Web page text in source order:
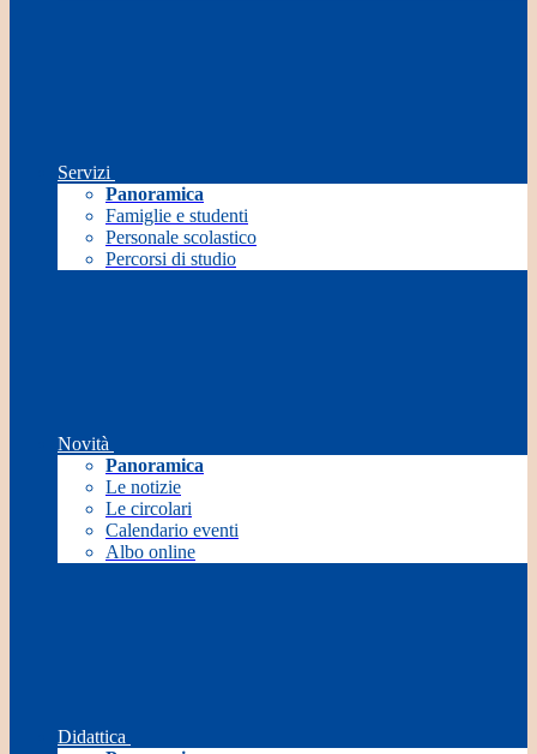
Servizi
Panoramica
Famiglie e studenti
Personale scolastico
Percorsi di studio
Novità
Panoramica
Le notizie
Le circolari
Calendario eventi
Albo online
Didattica